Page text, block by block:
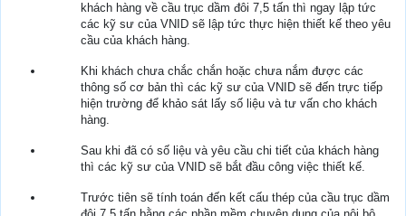
khách hàng về cầu trục dầm đôi 7,5 tấn thì ngay lập tức
các kỹ sư của VNID sẽ lập tức thực hiện thiết kế theo yêu
cầu của khách hàng.
Khi khách chưa chắc chắn hoặc chưa nắm được các
thông số cơ bản thì các kỹ sư của VNID sẽ đến trực tiếp
hiện trường để khảo sát lấy số liệu và tư vấn cho khách
hàng.
Sau khi đã có số liệu và yêu cầu chi tiết của khách hàng
thì các kỹ sư của VNID sẽ bắt đầu công việc thiết kế.
Trước tiên sẽ tính toán đến kết cấu thép của cầu trục dầm